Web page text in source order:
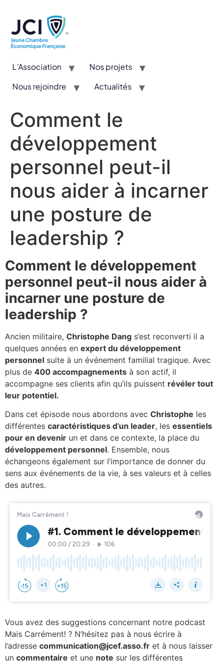
L’Association
Nos projets
Nous rejoindre
Actualités
Comment le
développement
personnel peut-il
nous aider à incarner
une posture de
leadership ?
Comment le développement
personnel peut-il nous aider à
incarner une posture de
leadership ?
Ancien militaire, Christophe Dang s’est reconverti il a
quelques années en expert du développement
personnel suite à un événement familial tragique. Avec
plus de 400 accompagnements à son actif, il
accompagne ses clients afin qu’ils puissent révéler tout
leur potentiel.
Dans cet épisode nous abordons avec Christophe les
différentes caractéristiques d’un leader, les essentiels
pour en devenir un et dans ce contexte, la place du
développement personnel. Ensemble, nous
échangeons également sur l’importance de donner du
sens aux événements de la vie, à ses valeurs et à celles
des autres.
Vous avez des suggestions concernant notre podcast
Mais Carrément! ? N’hésitez pas à nous écrire à
l’adresse communication@jcef.asso.fr et à nous laisser
un commentaire et une note sur les différentes